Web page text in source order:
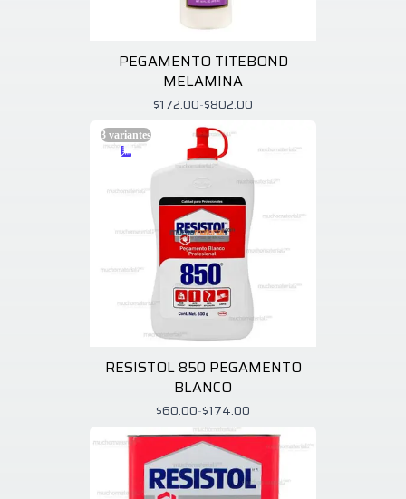
PEGAMENTO TITEBOND
MELAMINA
$172.00-$802.00
3 variantes
RESISTOL 850 PEGAMENTO
BLANCO
$60.00-$174.00